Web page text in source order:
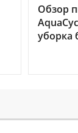
Обзор
уборка